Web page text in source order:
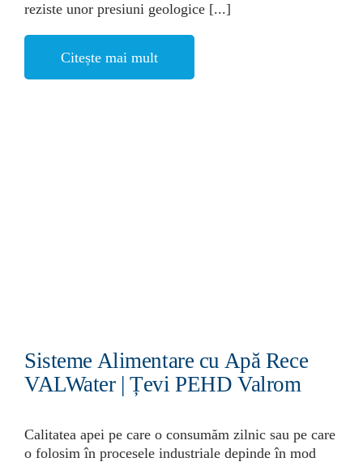
reziste unor presiuni geologice [...]
Citește mai mult
Sisteme Alimentare cu Apă Rece
VALWater | Țevi PEHD Valrom
Calitatea apei pe care o consumăm zilnic sau pe care
o folosim în procesele industriale depinde în mod